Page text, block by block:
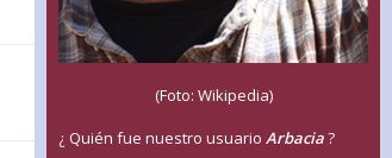
(Foto: Wikipedia)
¿ Quién fue nuestro usuario Arbacia?